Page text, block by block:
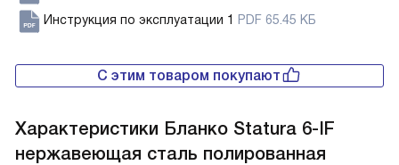
Инструкция по эксплуатации 1
PDF 65.45 КБ
С этим товаром покупают
Характеристики Бланко Statura 6-IF
нержавеющая сталь полированная